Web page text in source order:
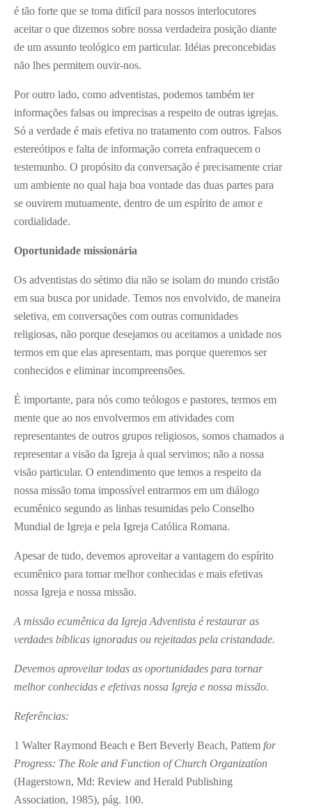
é tão forte que se toma difícil para nossos interlocutores
aceitar o que dizemos sobre nossa verdadeira posição diante
de um assunto teológico em particular. Idéias preconcebidas
não lhes permitem ouvir-nos.
Por outro lado, como adventistas, podemos também ter
informações falsas ou imprecisas a respeito de outras igrejas.
Só a verdade é mais efetiva no tratamento com outros. Falsos
estereótipos e falta de informação correta enfraquecem o
testemunho. O propósito da conversação é precisamente criar
um ambiente no qual haja boa vontade das duas partes para
se ouvirem mutuamente, dentro de um espírito de amor e
cordialidade.
Oportunidade missionária
Os adventistas do sétimo dia não se isolam do mundo cristão
em sua busca por unidade. Temos nos envolvido, de maneira
seletiva, em conversações com outras comunidades
religiosas, não porque desejamos ou aceitamos a unidade nos
termos em que elas apresentam, mas porque queremos ser
conhecidos e eliminar incompreensões.
É importante, para nós como teólogos e pastores, termos em
mente que ao nos envolvermos em atividades com
representantes de outros grupos religiosos, somos chamados a
representar a visão da Igreja à qual servimos; não a nossa
visão particular. O entendimento que temos a respeito da
nossa missão toma impossível entrarmos em um diálogo
ecumênico segundo as linhas resumidas pelo Conselho
Mundial de Igreja e pela Igreja Católica Romana.
Apesar de tudo, devemos aproveitar a vantagem do espírito
ecumênico para tomar melhor conhecidas e mais efetivas
nossa Igreja e nossa missão.
A missão ecumênica da Igreja Adventista é restaurar as
verdades bíblicas ignoradas ou rejeitadas pela cristandade.
Devemos aproveitar todas as oportunidades para tornar
melhor conhecidas e efetivas nossa Igreja e nossa missão.
Referências:
1 Walter Raymond Beach e Bert Beverly Beach, Pattem for
Progress: The Role and Function of Church Organizatíon
(Hagerstown, Md: Review and Herald Publishing
Association, 1985), pág. 100.